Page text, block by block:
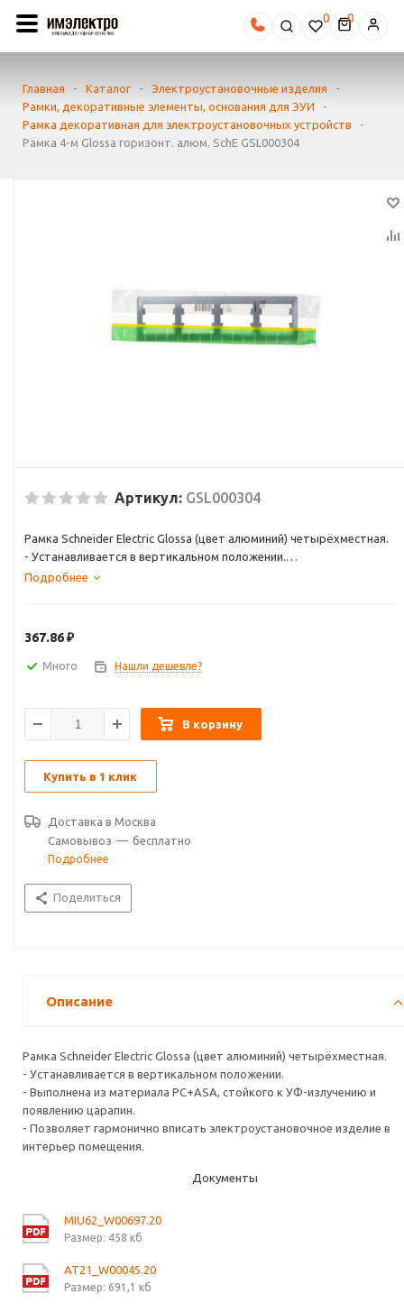
0
Главная - Каталог - Электроустановочные изделия
-
Рамки, декоративные элементы, основания для ЭУИ
-
Рамка декоративная для электроустановочных устройств
-
Рамка 4-м Glossa горизонт. алюм. SchE GSL000304
Артикул: GSL000304
Рамка Schneider Electric Glossa (цвет алюминий) четырёхместная.
- Устанавливается в вертикальном положении.
- Выполнена из материала PС+ASA, стойкого к УФ-излучению и
Подробнее
367.86₽
Много Нашли дешевле?
В корзину
Купить в 1 клик
Доставка в Москва
Самовывоз — бесплатно
Подробнее
Поделиться
Описание
Рамка Schneider Electric Glossa (цвет алюминий) четырёхместная.
- Устанавливается в вертикальном положении.
- Выполнена из материала PС+ASA, стойкого к УФ-излучению и
появлению царапин.
- Позволяет гармонично вписать электроустановочное изделие в
интерьер помещения.
Документы
MIU62_W00697.20
Размер: 458 кб
AT21_W00045.20
Размер: 691,1 кб